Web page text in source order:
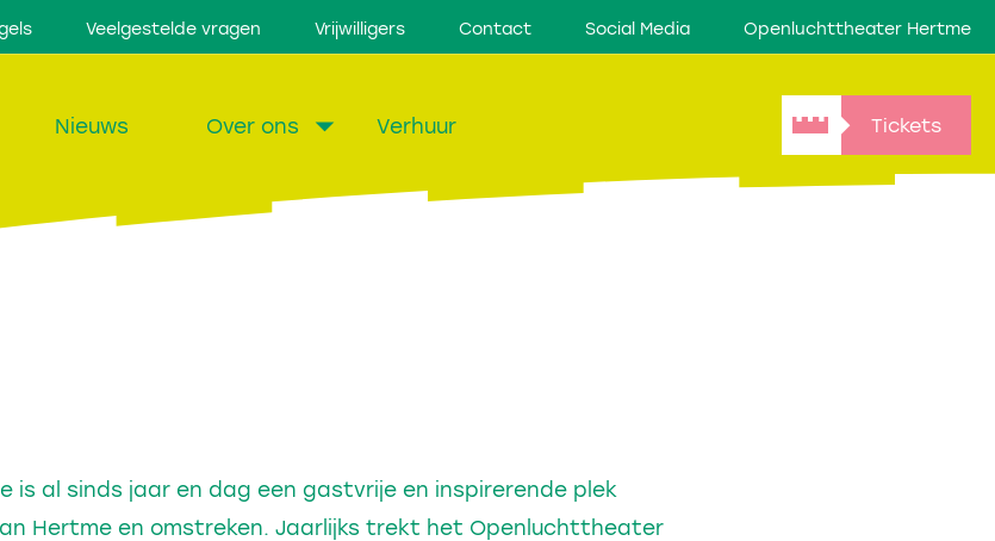
Veelgestelde vragen Vrijwilligers Contact Social Media Openluchttheater Hertme
Nieuws Over ons Verhuur Tickets
is al sinds jaar en dag een gastvrije en inspirerende plek
Hertme en omstreken. Jaarlijks trekt het Openluchttheater